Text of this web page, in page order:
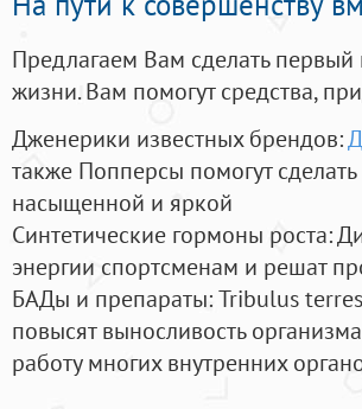
Предлагаем Вам сделать
жизни. Вам помогут средства,
Дженерики известных брендов:
также Попперсы помогут
насыщенной и яркой
Синтетические гормоны роста:
энергии спортсменам и решат
БАДы и препараты:Tribulus
повысят выносливость
работу многих внутренних